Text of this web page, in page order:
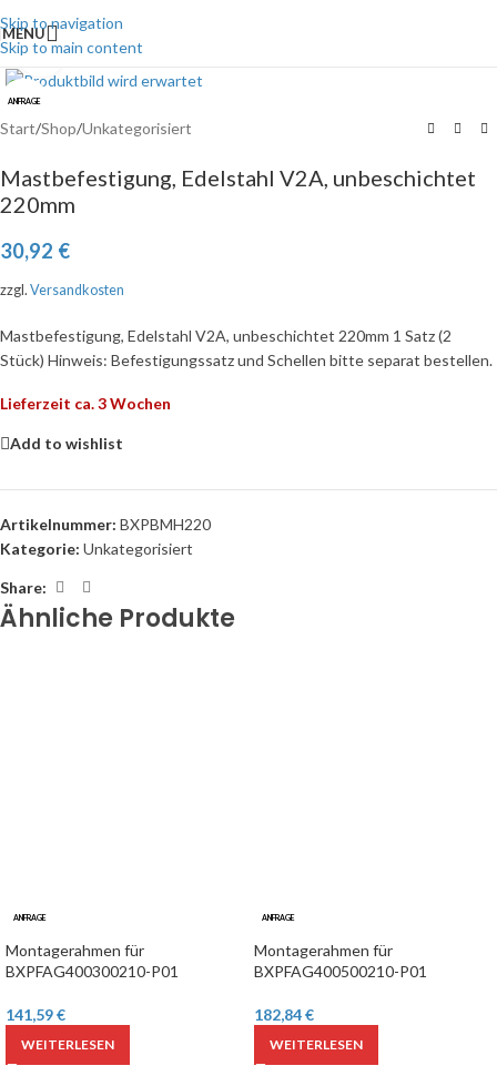
Skip to navigation
Skip to main content
MENU
ANFRAGE
Click to enlarge
Start/Shop/Unkategorisiert
Mastbefestigung, Edelstahl V2A, unbeschichtet
220mm
30,92 €
zzgl. Versandkosten
Mastbefestigung, Edelstahl V2A, unbeschichtet 220mm 1 Satz (2
Stück) Hinweis: Befestigungssatz und Schellen bitte separat bestellen.
Lieferzeit ca. 3 Wochen
Add to wishlist
Artikelnummer: BXPBMH220
Kategorie: Unkategorisiert
Share:
Ähnliche Produkte
ANFRAGE
Montagerahmen für
BXPFAG400300210-P01
141,59€
WEITERLESEN
ANFRAGE
Montagerahmen für
BXPFAG400500210-P01
182,84€
WEITERLESEN